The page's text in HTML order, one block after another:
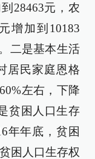
28463元，农
增加到10183
二是基本生活
居民家庭恩格
左右，下降
贫困人口生存
年年底，贫困
困人口生存权